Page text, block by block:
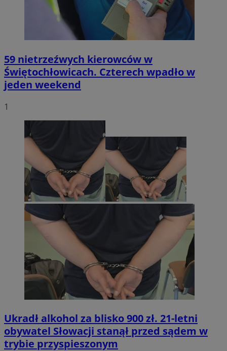
59 nietrzeźwych kierowców w
Świętochłowicach. Czterech wpadło w
jeden weekend
1
Ukradł alkohol za blisko 900 zł. 21-letni
obywatel Słowacji stanął przed sądem w
trybie przyspieszonym